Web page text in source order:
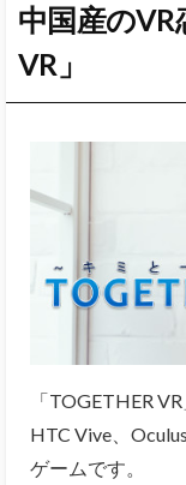
中国産のVR
VR」
「TOGETHER
HTC Vive、
ゲームです。